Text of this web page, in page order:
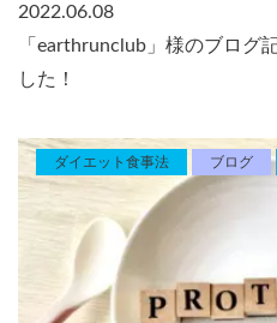
2022.06.08
「earthrunclub」様のブログ
した！
ダイエット食事法 ブログ